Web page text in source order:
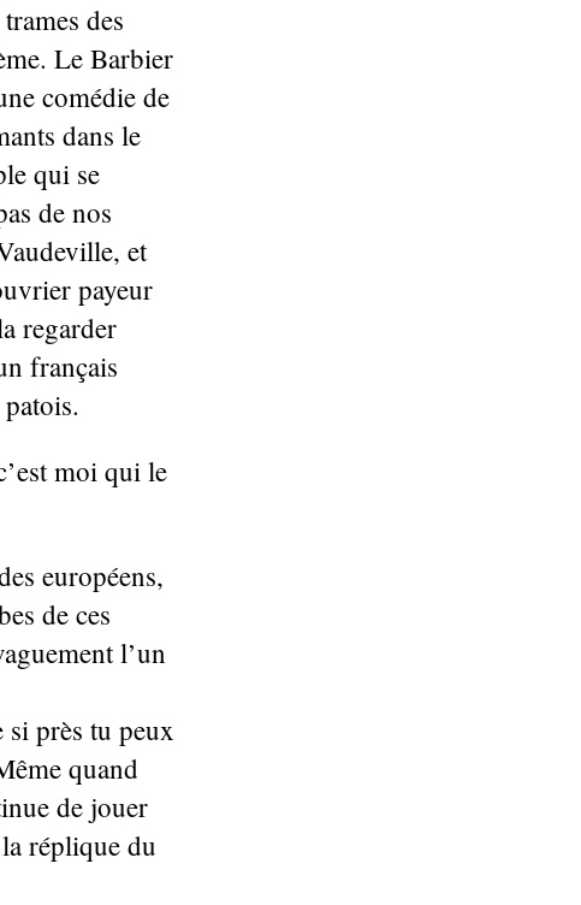
des
Le Barbier
comédie de
dans le
qui se
de nos
et
payeur
regarder
français
moi qui le
européens,
de ces
l’un
si près tu peux
quand
de jouer
réplique du